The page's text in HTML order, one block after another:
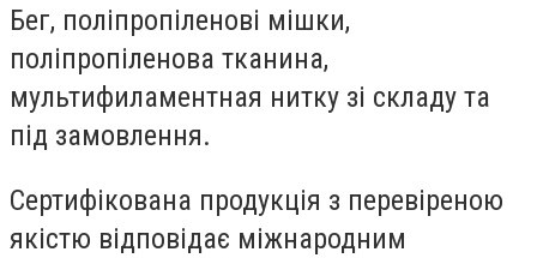
Бег, поліпропіленові мішки,
поліпропіленова тканина,
мультифиламентная нитку зі складу та
під замовлення.
Сертифікована продукція з перевіреною
якістю відповідає міжнародним